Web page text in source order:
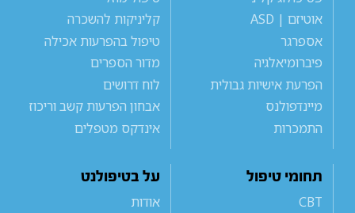
אוטיזם | ASD
אספרגר
פיברומיאלגיה
הפרעת אישיות גבולית
מיינדפולנס
התמכרות
קליניקות להשכרה
טיפול בהפרעות אכילה
מדור הספרים
לוח דרושים
אבחון הפרעות קשב וריכוז
אינדקס מטפלים
תחומי טיפול
CBT
על בטיפולנט
אודות